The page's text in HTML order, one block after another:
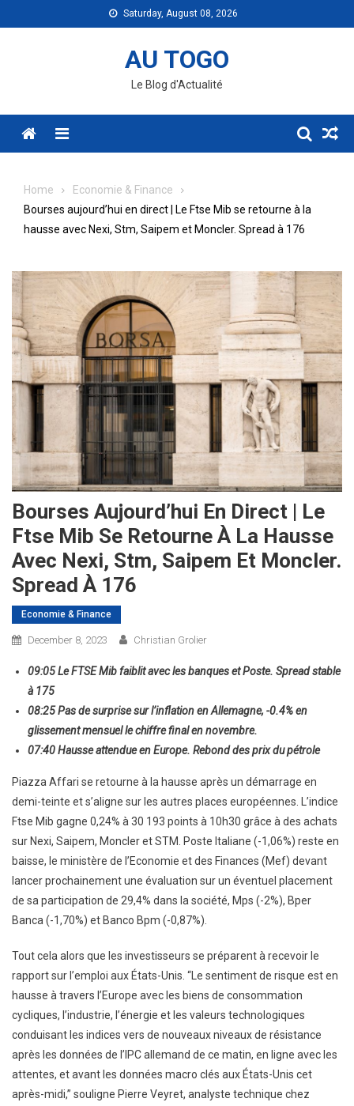
to
Saturday, August 08, 2026
AU TOGO
Le Blog d'Actualité
Menu
Home
Economie & Finance
Bourses aujourd’hui en direct | Le Ftse Mib se retourne à la
hausse avec Nexi, Stm, Saipem et Moncler. Spread à 176
Bourses Aujourd’hui En Direct | Le
Ftse Mib Se Retourne À La Hausse
Avec Nexi, Stm, Saipem Et Moncler.
Spread À 176
Economie & Finance
December 8, 2023 Christian Grolier
09:05 Le FTSE Mib faiblit avec les banques et Poste. Spread stable
à 175
08:25 Pas de surprise sur l’inflation en Allemagne, -0.4% en
glissement mensuel le chiffre final en novembre.
07:40 Hausse attendue en Europe. Rebond des prix du pétrole
Piazza Affari se retourne à la hausse après un démarrage en
demi-teinte et s’aligne sur les autres places européennes. L’indice
Ftse Mib gagne 0,24% à 30 193 points à 10h30 grâce à des achats
sur Nexi, Saipem, Moncler et STM. Poste Italiane (-1,06%) reste en
baisse, le ministère de l’Economie et des Finances (Mef) devant
lancer prochainement une évaluation sur un éventuel placement
de sa participation de 29,4% dans la société, Mps (-2%), Bper
Banca (-1,70%) et Banco Bpm (-0,87%).
Tout cela alors que les investisseurs se préparent à recevoir le
rapport sur l’emploi aux États-Unis. “Le sentiment de risque est en
hausse à travers l’Europe avec les biens de consommation
cycliques, l’industrie, l’énergie et les valeurs technologiques
conduisant les indices vers de nouveaux niveaux de résistance
après les données de l’IPC allemand de ce matin, en ligne avec les
attentes, et avant les données macro clés aux États-Unis cet
après-midi,” souligne Pierre Veyret, analyste technique chez